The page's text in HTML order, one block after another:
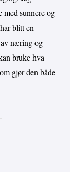
med sunnere og
blitt en
næring og
bruke hva
gjør den både